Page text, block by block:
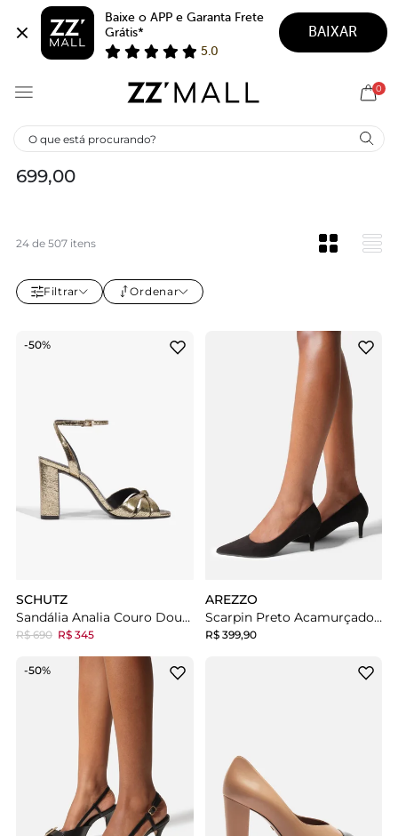
Baixe o APP e Garanta Frete
Grátis*
5.0
BAIXAR
0
CURADORIA DE SCARPINS ATÉ R$
699,00
24 de 507 itens
Filtrar Ordenar
-50%
SCHUTZ
Sandália Analia Couro Dourada
R$ 690 R$ 345
AREZZO
Scarpin Preto Acamurçado Salto Fino
R$ 399,90
-50%